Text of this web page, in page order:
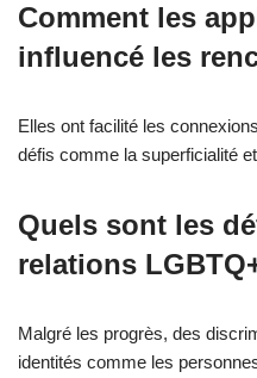
Comment les
influencé les
Elles ont facilité les
défis comme la superficialité
Quels sont les
relations
Malgré les progrès, des
identités comme les